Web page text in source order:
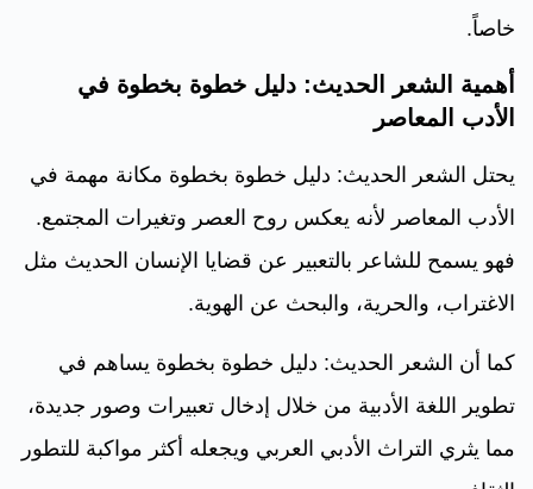
خاصاً.
أهمية الشعر الحديث: دليل خطوة بخطوة في
الأدب المعاصر
يحتل الشعر الحديث: دليل خطوة بخطوة مكانة مهمة في
الأدب المعاصر لأنه يعكس روح العصر وتغيرات المجتمع.
فهو يسمح للشاعر بالتعبير عن قضايا الإنسان الحديث مثل
الاغتراب، والحرية، والبحث عن الهوية.
كما أن الشعر الحديث: دليل خطوة بخطوة يساهم في
تطوير اللغة الأدبية من خلال إدخال تعبيرات وصور جديدة،
مما يثري التراث الأدبي العربي ويجعله أكثر مواكبة للتطور